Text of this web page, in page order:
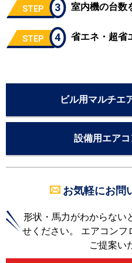
STEP 3 室内機の台数
STEP 4 省エネ・超省
ビル用マルチエ
設備用エア
お気軽にお問
形状・馬力がわからない
せください。 エアコン
ご提案い